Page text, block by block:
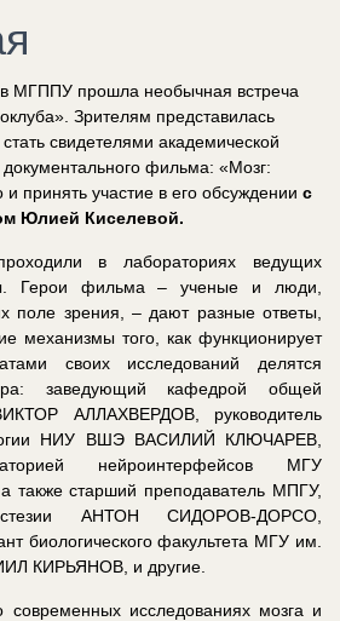
МГППУ прошла необычная встреча
Зрителям представилась
свидетелями академической
фильма: «Мозг:
принять участие в его обсуждении с
Юлией Киселевой.
в лабораториях ведущих
Герои фильма – ученые и люди,
поле зрения, – дают разные ответы,
механизмы того, как функционирует
своих исследований делятся
заведующий кафедрой общей
АЛЛАХВЕРДОВ, руководитель
НИУ ВШЭ ВАСИЛИЙ КЛЮЧАРЕВ,
нейроинтерфейсов МГУ
старший преподаватель МПГУ,
АНТОН СИДОРОВ-ДОРСО,
биологического факультета МГУ им.
КИРЬЯНОВ, и другие.
современных исследованиях мозга и